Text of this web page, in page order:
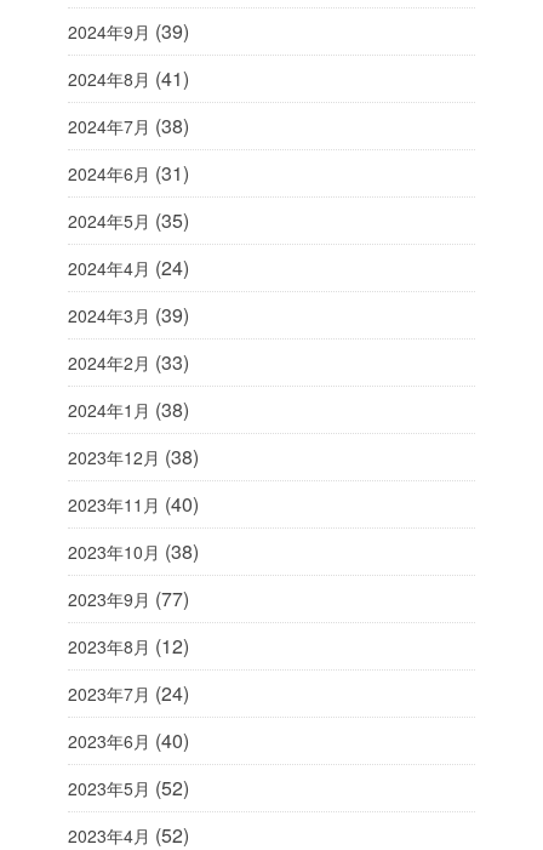
2024年9月 (39)
2024年8月 (41)
2024年7月 (38)
2024年6月 (31)
2024年5月 (35)
2024年4月 (24)
2024年3月 (39)
2024年2月 (33)
2024年1月 (38)
2023年12月 (38)
2023年11月 (40)
2023年10月 (38)
2023年9月 (77)
2023年8月 (12)
2023年7月 (24)
2023年6月 (40)
2023年5月 (52)
2023年4月 (52)